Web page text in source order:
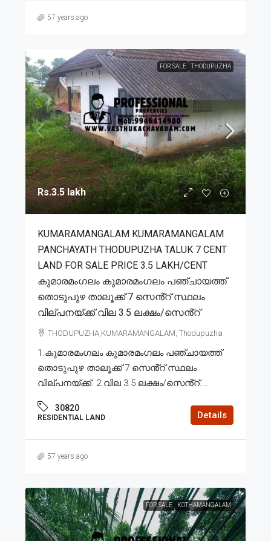
57 years ago
FOR SALE THODUPUZHA
Rs.3.5 lakh
KUMARAMANGALAM KUMARAMANGALAM
PANCHAYATH THODUPUZHA TALUK 7 CENT
LAND FOR SALE PRICE 3.5 LAKH/CENT
കുമാരമംഗലം കുമാരമംഗലം പഞ്ചായത്ത്
തൊടുപുഴ താലൂക്ക് 7 സെൻ്റ് സ്ഥലം
വില്പനയ്ക്ക് വില 3.5 ലക്ഷം/സെൻ്റ്
THODUPUZHA,KUMARAMANGALAM, Thodupuzha
1.കുമാരമംഗലം കുമാരമംഗലം പഞ്ചായത്ത്
തൊടുപുഴ താലൂക്ക് 7 സെൻ്റ് സ്ഥലം
വില്പനയ്ക്ക്. 2.വില 3.5 ലക്ഷം/സെൻ്റ്....
30820
RESIDENTIAL LAND Details
57 years ago
FOR SALE KOTHAMANGALAM